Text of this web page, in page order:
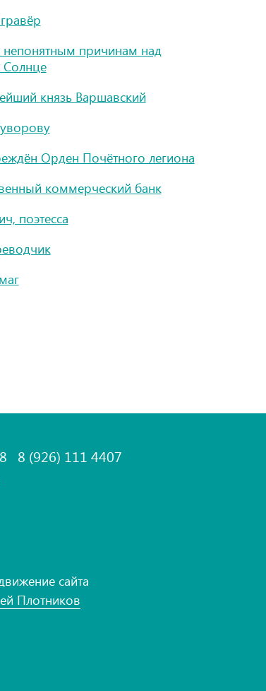
непонятным причинам над
князь Варшавский
Орден Почётного легиона
коммерческий банк
поэтесса
8 (926) 111 4407
сайта
Плотников